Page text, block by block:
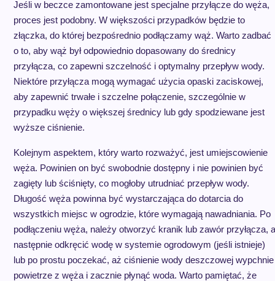
Jeśli w beczce zamontowane jest specjalne przyłącze do węża,
proces jest podobny. W większości przypadków będzie to
złączka, do której bezpośrednio podłączamy wąż. Warto zadbać
o to, aby wąż był odpowiednio dopasowany do średnicy
przyłącza, co zapewni szczelność i optymalny przepływ wody.
Niektóre przyłącza mogą wymagać użycia opaski zaciskowej,
aby zapewnić trwałe i szczelne połączenie, szczególnie w
przypadku węży o większej średnicy lub gdy spodziewane jest
wyższe ciśnienie.
Kolejnym aspektem, który warto rozważyć, jest umiejscowienie
węża. Powinien on być swobodnie dostępny i nie powinien być
zagięty lub ściśnięty, co mogłoby utrudniać przepływ wody.
Długość węża powinna być wystarczająca do dotarcia do
wszystkich miejsc w ogrodzie, które wymagają nawadniania. Po
podłączeniu węża, należy otworzyć kranik lub zawór przyłącza, a
następnie odkręcić wodę w systemie ogrodowym (jeśli istnieje)
lub po prostu poczekać, aż ciśnienie wody deszczowej wypchnie
powietrze z węża i zacznie płynąć woda. Warto pamiętać, że